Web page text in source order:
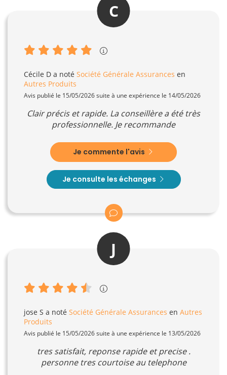
C
Cécile D a noté Société Générale Assurances en
Autres Produits
Avis publié le 15/05/2026 suite à une expérience le 14/05/2026
Clair précis et rapide. La conseillère a été très
professionnelle. Je recommande
Je commente l'avis
Je consulte les échanges
J
jose S a noté Société Générale Assurances en Autres
Produits
Avis publié le 15/05/2026 suite à une expérience le 13/05/2026
tres satisfait, reponse rapide et precise .
personne tres courtoise au telephone